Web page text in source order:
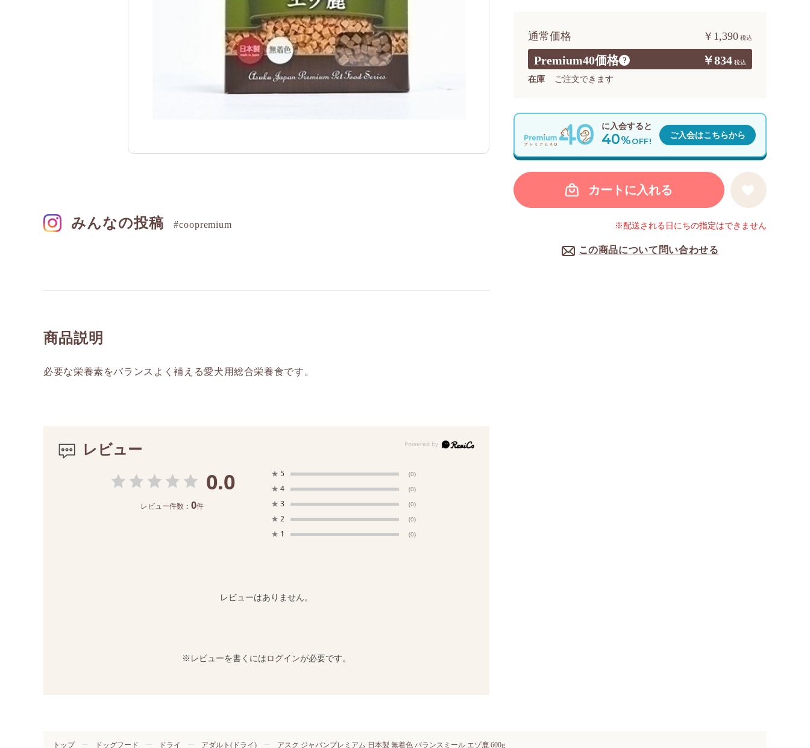
みんなの投稿 #coopremium
商品説明
必要な栄養素をバランスよく補える愛犬用総合栄養食です。
レビュー
0.0
レビュー件数： 0件
★ 5 (0)
★ 4 (0)
★ 3 (0)
★ 2 (0)
★ 1 (0)
レビューはありません。
※レビューを書くにはログインが必要です。
Premium40価格 ? ￥834
通常価格 ￥1,390
在庫 ご注文できます
カートに入れる
この商品について問い合わせる
※配送される日にちの指定はできません
に入会すると
40%OFF!
ご入会はこちらから
トップ ドッグフード ドライ アダルト(ドライ) アスク ジャパンプレミアム 日本製 無着色 バランスミール エゾ鹿 600g